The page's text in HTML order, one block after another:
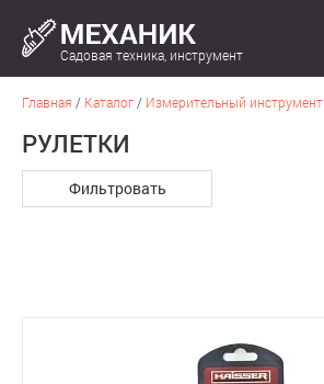
Садовая техника, инструмент
Главная / Каталог / Измерительный инструмент
РУЛЕТКИ
Фильтровать